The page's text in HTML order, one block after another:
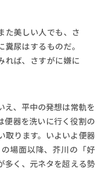
た美しい人でも、さ
尿はするものだ。
れば、さすがに嫌に
え、平中の発想は常軌を
便器を洗いに行く役割の
取ります。いよいよ便器
場面以降、芥川の「好
多く、元ネタを超える勢